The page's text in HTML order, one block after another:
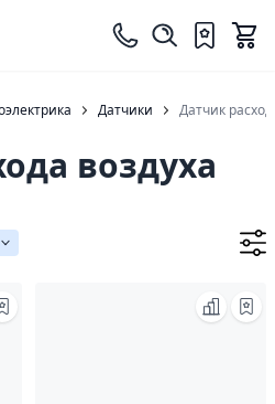
Датчики Датчик
воздуха